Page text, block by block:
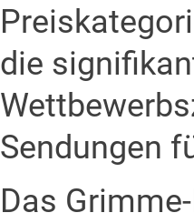
die
Sendungen
Das